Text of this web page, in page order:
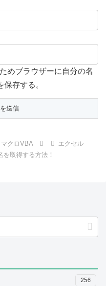
めブラウザーに自分の名
存する。
マクロVBA
エクセル
を取得する方法！
256